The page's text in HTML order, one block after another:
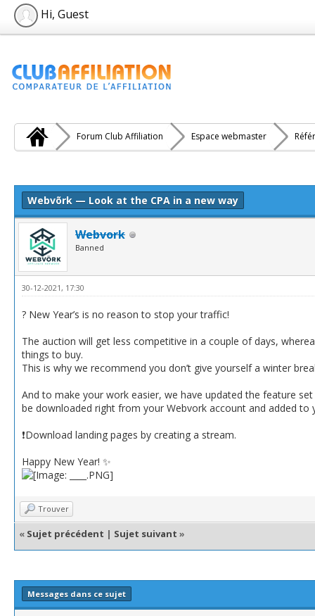
Hi, Guest
Forum Club Affiliation Espace webmaster
Webvõrk — Look at the CPA in a new way
Webvork
Banned
30-12-2021, 17:30
? New Year’s is no reason to stop your traffic!
The auction will get less competitive in a couple of days,
things to buy.
This is why we recommend you don’t give yourself a winter
And to make your work easier, we have updated the feature
be downloaded right from your Webvork account and added
❗️Download landing pages by creating a stream.
Happy New Year! ✨
Trouver
« Sujet précédent | Sujet suivant »
Messages dans ce sujet